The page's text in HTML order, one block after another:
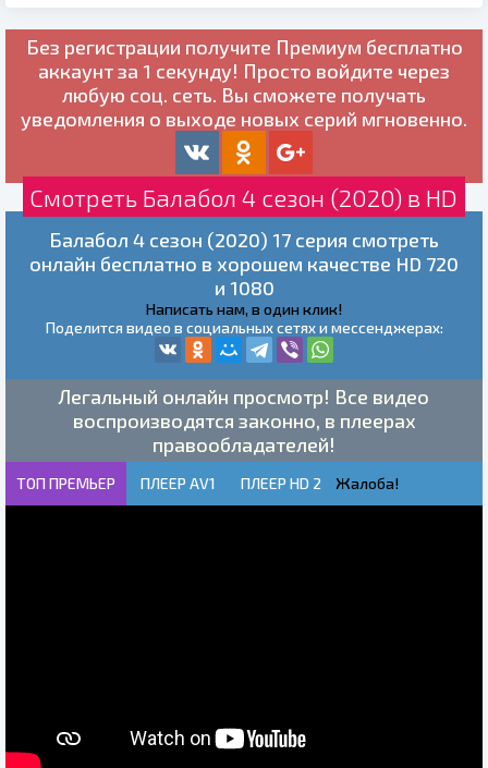
Без регистрации получите Премиум бесплатно
аккаунт за 1 секунду! Просто войдите через
любую соц. сеть. Вы сможете получать
уведомления о выходе новых серий мгновенно.
Смотреть Балабол 4 сезон (2020) в HD
Балабол 4 сезон (2020) 17 серия смотреть
онлайн бесплатно в хорошем качестве HD 720
и 1080
Написать нам, в один клик!
Поделится видео в социальных сетях и мессенджерах:
Легальный онлайн просмотр! Все видео
воспроизводятся законно, в плеерах
правообладателей!
ТОП ПРЕМЬЕР ПЛЕЕР AV1 ПЛЕЕР HD 2 Жалоба!